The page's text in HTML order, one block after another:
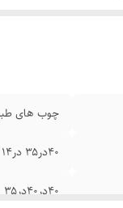
چوب های
۴۰در۳۵ در۱۴
۴۰در۴۰در۳۵